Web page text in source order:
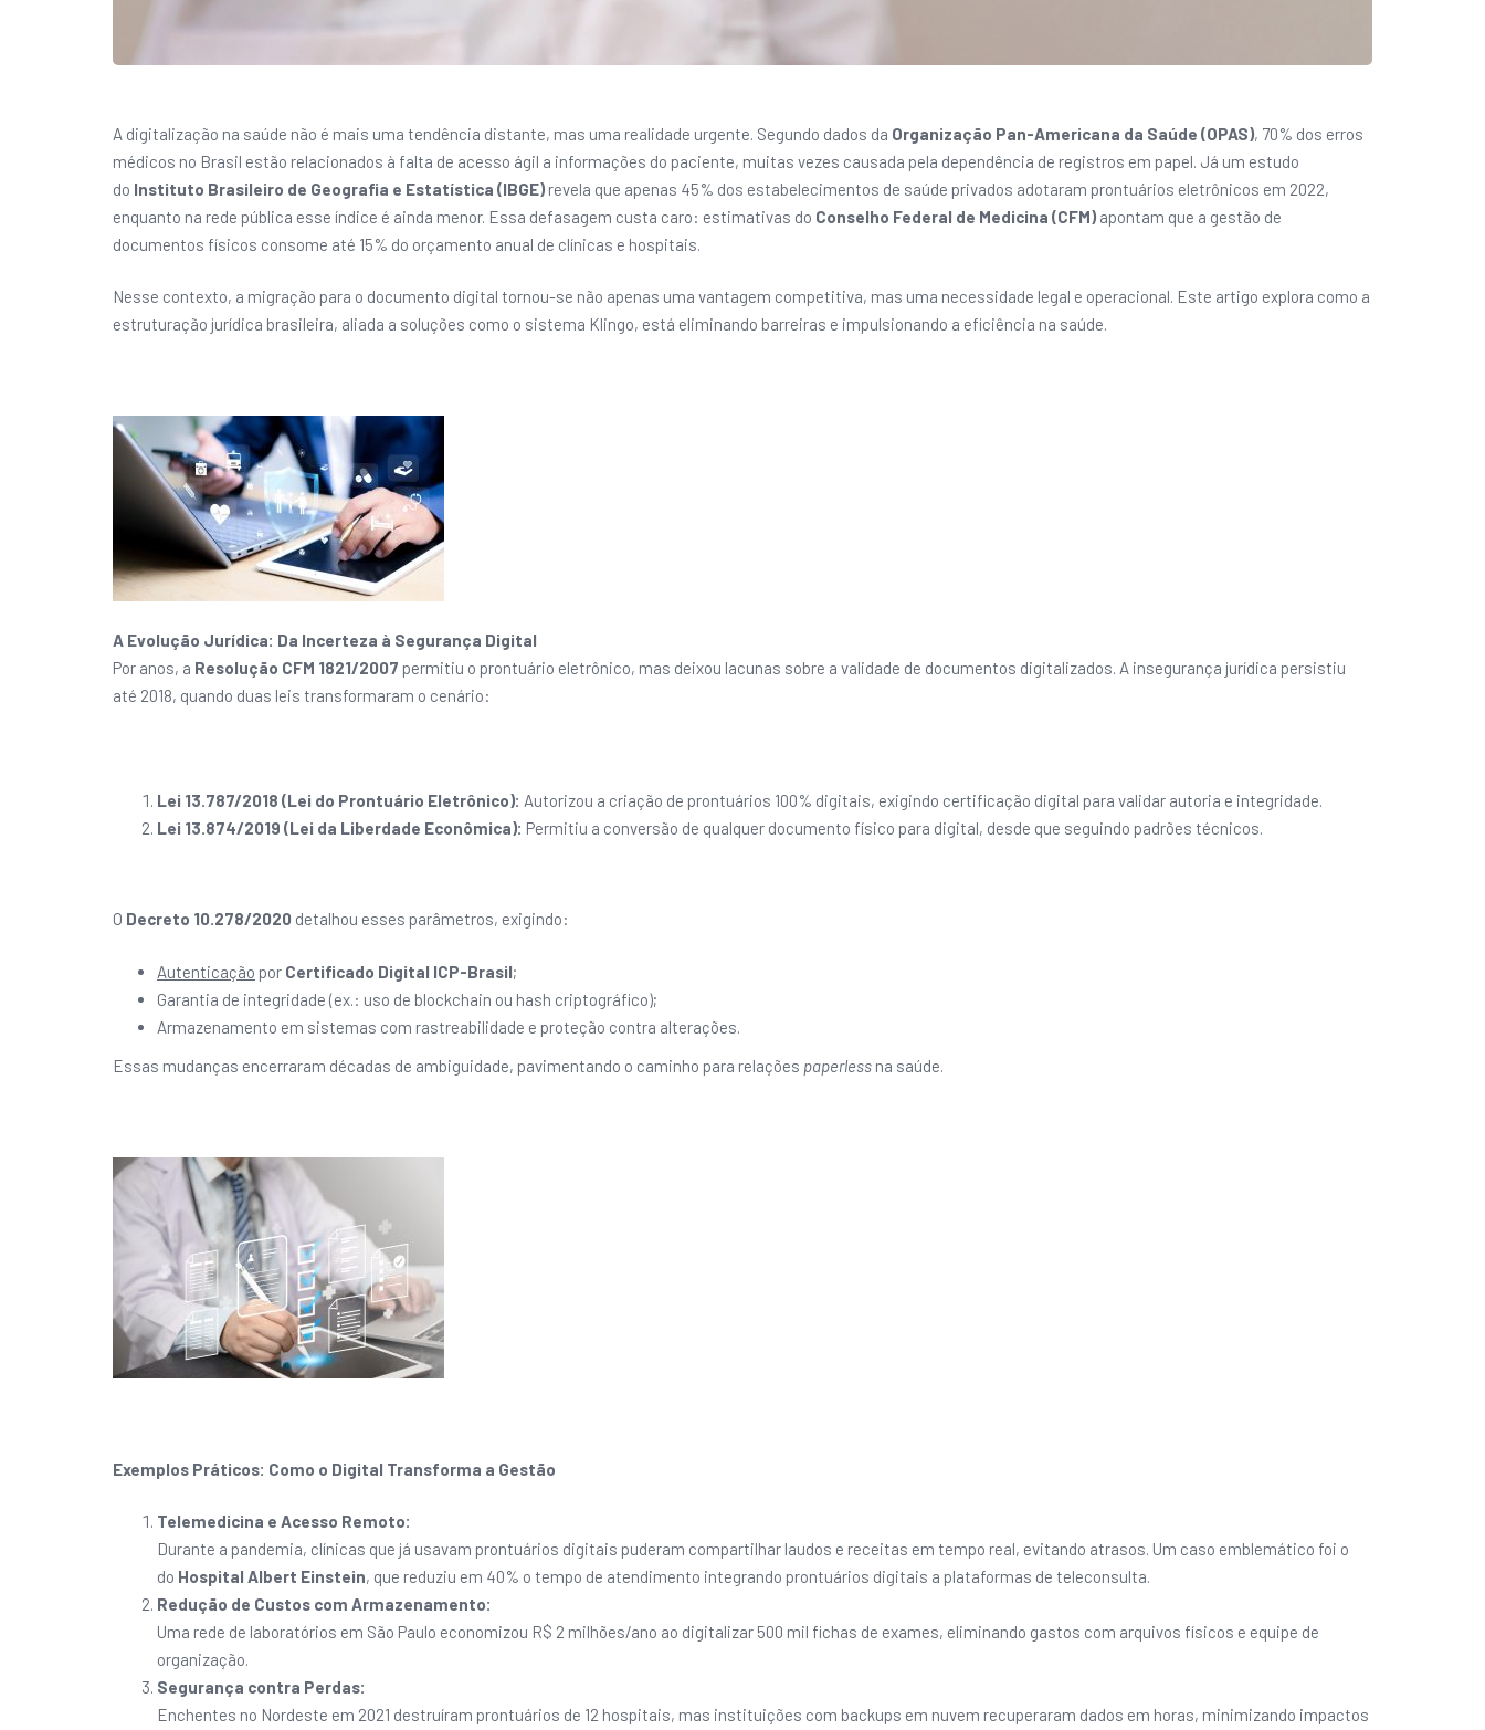
A digitalização na saúde não é mais uma tendência distante, mas uma realidade urgente. Segundo dados da Organização Pan-Americana da Saúde (OPAS), 70% dos erros
médicos no Brasil estão relacionados à falta de acesso ágil a informações do paciente, muitas vezes causada pela dependência de registros em papel. Já um estudo
do Instituto Brasileiro de Geografia e Estatística (IBGE) revela que apenas 45% dos estabelecimentos de saúde privados adotaram prontuários eletrônicos em 2022,
enquanto na rede pública esse índice é ainda menor. Essa defasagem custa caro: estimativas do Conselho Federal de Medicina (CFM) apontam que a gestão de
documentos físicos consome até 15% do orçamento anual de clínicas e hospitais.
Nesse contexto, a migração para o documento digital tornou-se não apenas uma vantagem competitiva, mas uma necessidade legal e operacional. Este artigo explora como a
estruturação jurídica brasileira, aliada a soluções como o sistema Klingo, está eliminando barreiras e impulsionando a eficiência na saúde.
A Evolução Jurídica: Da Incerteza à Segurança Digital
Por anos, a Resolução CFM 1821/2007 permitiu o prontuário eletrônico, mas deixou lacunas sobre a validade de documentos digitalizados. A insegurança jurídica persistiu
até 2018, quando duas leis transformaram o cenário:
Lei 13.787/2018 (Lei do Prontuário Eletrônico): Autorizou a criação de prontuários 100% digitais, exigindo certificação digital para validar autoria e integridade.
Lei 13.874/2019 (Lei da Liberdade Econômica): Permitiu a conversão de qualquer documento físico para digital, desde que seguindo padrões técnicos.
O Decreto 10.278/2020 detalhou esses parâmetros, exigindo:
Autenticação por Certificado Digital ICP-Brasil;
Garantia de integridade (ex.: uso de blockchain ou hash criptográfico);
Armazenamento em sistemas com rastreabilidade e proteção contra alterações.
Essas mudanças encerraram décadas de ambiguidade, pavimentando o caminho para relações paperless na saúde.
Exemplos Práticos: Como o Digital Transforma a Gestão
Telemedicina e Acesso Remoto:
Durante a pandemia, clínicas que já usavam prontuários digitais puderam compartilhar laudos e receitas em tempo real, evitando atrasos. Um caso emblemático foi o
do Hospital Albert Einstein, que reduziu em 40% o tempo de atendimento integrando prontuários digitais a plataformas de teleconsulta.
Redução de Custos com Armazenamento:
Uma rede de laboratórios em São Paulo economizou R$ 2 milhões/ano ao digitalizar 500 mil fichas de exames, eliminando gastos com arquivos físicos e equipe de
organização.
Segurança contra Perdas:
Enchentes no Nordeste em 2021 destruíram prontuários de 12 hospitais, mas instituições com backups em nuvem recuperaram dados em horas, minimizando impactos